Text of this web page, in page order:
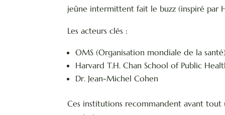
jeûne intermittent fait le buzz (inspiré par
Les acteurs clés :
OMS (Organisation mondiale de la
Harvard T.H. Chan School of Public
Dr. Jean-Michel Cohen
Ces institutions recommandent avant tout